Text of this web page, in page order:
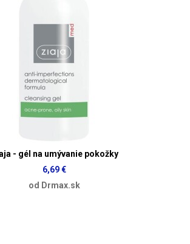
- gél na umývanie pokožky
6,69 €
od Drmax.sk